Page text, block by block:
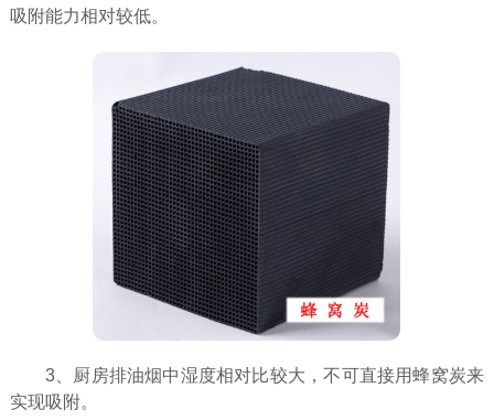
吸附能力相对较低。
3、厨房排油烟中湿度相对比较大，不可直接用蜂窝炭来
实现吸附。